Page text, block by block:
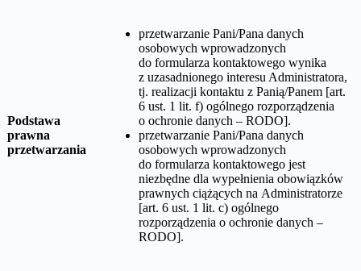
Podstawa
prawna
przetwarzania
przetwarzanie Pani/Pana danych
osobowych wprowadzonych
do formularza kontaktowego wynika
z uzasadnionego interesu Administratora,
tj. realizacji kontaktu z Panią/Panem [art.
6 ust. 1 lit. f) ogólnego rozporządzenia
o ochronie danych – RODO].
przetwarzanie Pani/Pana danych
osobowych wprowadzonych
do formularza kontaktowego jest
niezbędne dla wypełnienia obowiązków
prawnych ciążących na Administratorze
[art. 6 ust. 1 lit. c) ogólnego
rozporządzenia o ochronie danych –
RODO].